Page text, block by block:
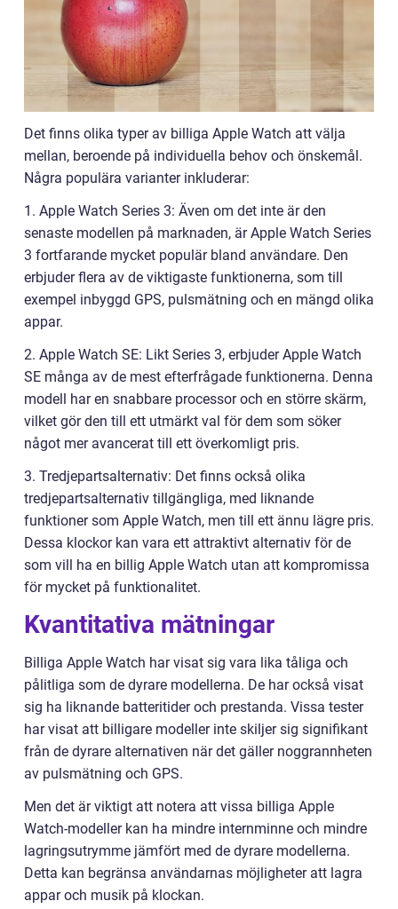
Det finns olika typer av billiga Apple Watch att välja
mellan, beroende på individuella behov och önskemål.
Några populära varianter inkluderar:
1. Apple Watch Series 3: Även om det inte är den
senaste modellen på marknaden, är Apple Watch Series
3 fortfarande mycket populär bland användare. Den
erbjuder flera av de viktigaste funktionerna, som till
exempel inbyggd GPS, pulsmätning och en mängd olika
appar.
2. Apple Watch SE: Likt Series 3, erbjuder Apple Watch
SE många av de mest efterfrågade funktionerna. Denna
modell har en snabbare processor och en större skärm,
vilket gör den till ett utmärkt val för dem som söker
något mer avancerat till ett överkomligt pris.
3. Tredjepartsalternativ: Det finns också olika
tredjepartsalternativ tillgängliga, med liknande
funktioner som Apple Watch, men till ett ännu lägre pris.
Dessa klockor kan vara ett attraktivt alternativ för de
som vill ha en billig Apple Watch utan att kompromissa
för mycket på funktionalitet.
Kvantitativa mätningar
Billiga Apple Watch har visat sig vara lika tåliga och
pålitliga som de dyrare modellerna. De har också visat
sig ha liknande batteritider och prestanda. Vissa tester
har visat att billigare modeller inte skiljer sig signifikant
från de dyrare alternativen när det gäller noggrannheten
av pulsmätning och GPS.
Men det är viktigt att notera att vissa billiga Apple
Watch-modeller kan ha mindre internminne och mindre
lagringsutrymme jämfört med de dyrare modellerna.
Detta kan begränsa användarnas möjligheter att lagra
appar och musik på klockan.